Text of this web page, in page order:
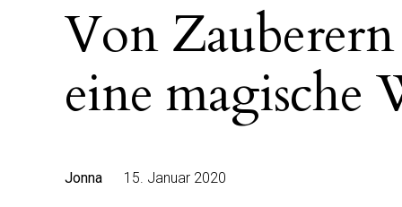
Von
eine magische
Jonna 15. Januar 2020